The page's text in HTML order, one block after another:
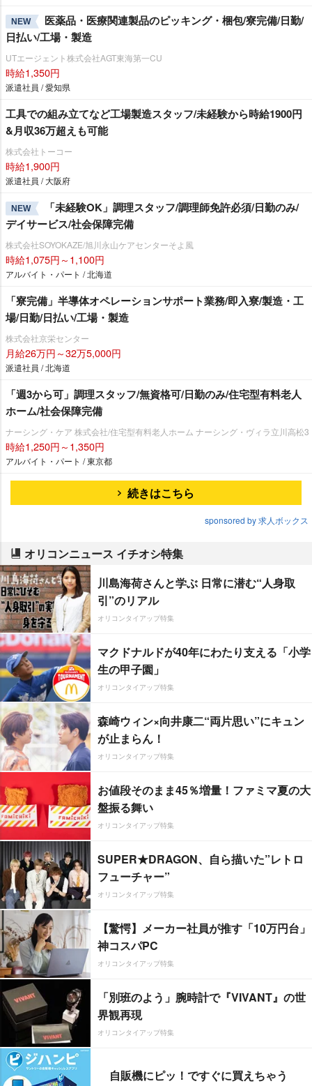
NEW
医薬品・医療関連製品のピッキング・梱包/寮完備/日勤/
日払い/工場・製造
UTエージェント株式会社AGT東海第一CU
時給1,350円
派遣社員 / 愛知県
工具での組み立てなど工場製造スタッフ/未経験から時給1900円
&月収36万超えも可能
株式会社トーコー
時給1,900円
派遣社員 / 大阪府
NEW
「未経験OK」調理スタッフ/調理師免許必須/日勤のみ/
デイサービス/社会保障完備
株式会社SOYOKAZE/旭川永山ケアセンターそよ風
時給1,075円～1,100円
アルバイト・パート / 北海道
「寮完備」半導体オペレーションサポート業務/即入寮/製造・工
場/日勤/日払い/工場・製造
株式会社京栄センター
月給26万円～32万5,000円
派遣社員 / 北海道
「週3から可」調理スタッフ/無資格可/日勤のみ/住宅型有料老人
ホーム/社会保障完備
ナーシング・ケア 株式会社/住宅型有料老人ホーム ナーシング・ヴィラ立川高松3
時給1,250円～1,350円
アルバイト・パート / 東京都
続きはこちら
sponsored by 求人ボックス
オリコンニュース イチオシ特集
川島海荷さんと学ぶ 日常に潜む“人身取
引”のリアル
オリコンタイアップ特集
マクドナルドが40年にわたり支える「小学
生の甲子園」
オリコンタイアップ特集
森崎ウィン×向井康二“両片思い”にキュン
が止まらん！
オリコンタイアップ特集
お値段そのまま45％増量！ファミマ夏の大
盤振る舞い
オリコンタイアップ特集
SUPER★DRAGON、自ら描いた”レトロ
フューチャー”
オリコンタイアップ特集
【驚愕】メーカー社員が推す「10万円台」
神コスパPC
オリコンタイアップ特集
「別班のよう」腕時計で『VIVANT』の世
界観再現
オリコンタイアップ特集
自販機にピッ！ですぐに買えちゃう